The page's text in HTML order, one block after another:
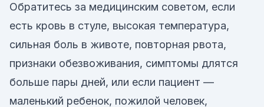
Обратитесь за медицинским советом, если
есть кровь в стуле, высокая температура,
сильная боль в животе, повторная рвота,
признаки обезвоживания, симптомы длятся
больше пары дней, или если пациент —
маленький ребенок, пожилой человек,